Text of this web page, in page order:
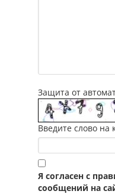
Защита от
Введите слово на
Я согласен с
сообщений на